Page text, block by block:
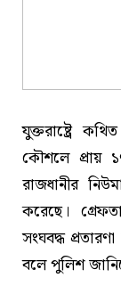
যুক্তরাষ্ট্রে
কৌশলে প্রায়
রাজধানীর
করেছে।
সংঘবদ্ধ
বলে পুলিশ